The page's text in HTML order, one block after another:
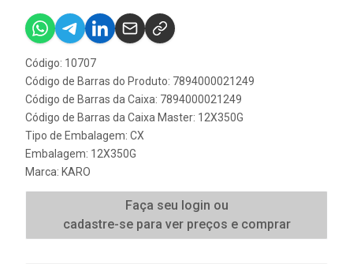
Código: 10707
Código de Barras do Produto: 7894000021249
Código de Barras da Caixa: 7894000021249
Código de Barras da Caixa Master: 12X350G
Tipo de Embalagem: CX
Embalagem: 12X350G
Marca: KARO
Faça seu login ou
cadastre-se para ver preços e comprar